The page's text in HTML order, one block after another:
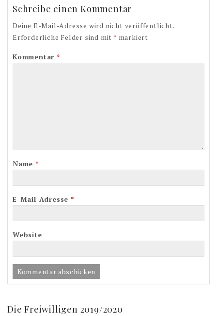
Schreibe einen Kommentar
Deine E-Mail-Adresse wird nicht veröffentlicht.
Erforderliche Felder sind mit * markiert
Kommentar*
Name *
E-Mail-Adresse*
Website
Die Freiwilligen 2019/2020